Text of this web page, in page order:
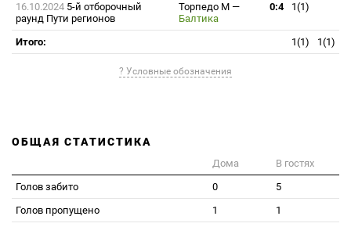
16.10.2024 5-й отборочный
раунд Пути регионов
Торпедо М —
Балтика
0:4 1(1)
Итого: 1(1) 1(1)
? Условные обозначения
ОБЩАЯ СТАТИСТИКА
Дома
В гостях
Голов забито
0
5
Голов пропущено
1
1